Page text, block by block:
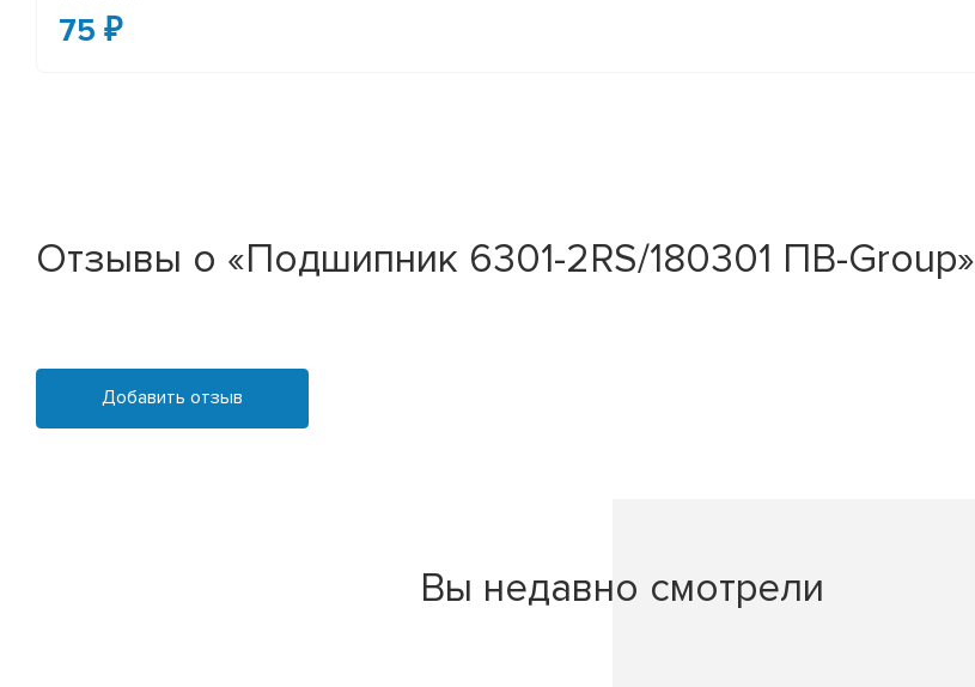
75 ₽
Отзывы о «Подшипник 6301-2RS/180301 ПВ-Group»
Добавить отзыв
Вы недавно смотрели